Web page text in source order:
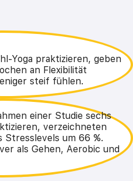
Yoga praktizieren, geben
an Flexibilität
steif fühlen.
einer Studie sechs
verzeichneten
Stresslevels um 66 %.
als Gehen, Aerobic und